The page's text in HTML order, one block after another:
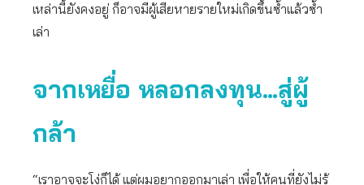
เหล่านี้ยังคงอยู่ ก็อาจมีผู้เสียหายรายใหม่เกิดขึ้นซ้ำแล้วซ้ำ
เล่า
จากเหยื่อ หลอกลงทุน…สู่ผู้
กล้า
“เราอาจจะโง่ก็ได้ แต่ผมอยากออกมาเล่า เพื่อให้คนที่ยังไม่รู้